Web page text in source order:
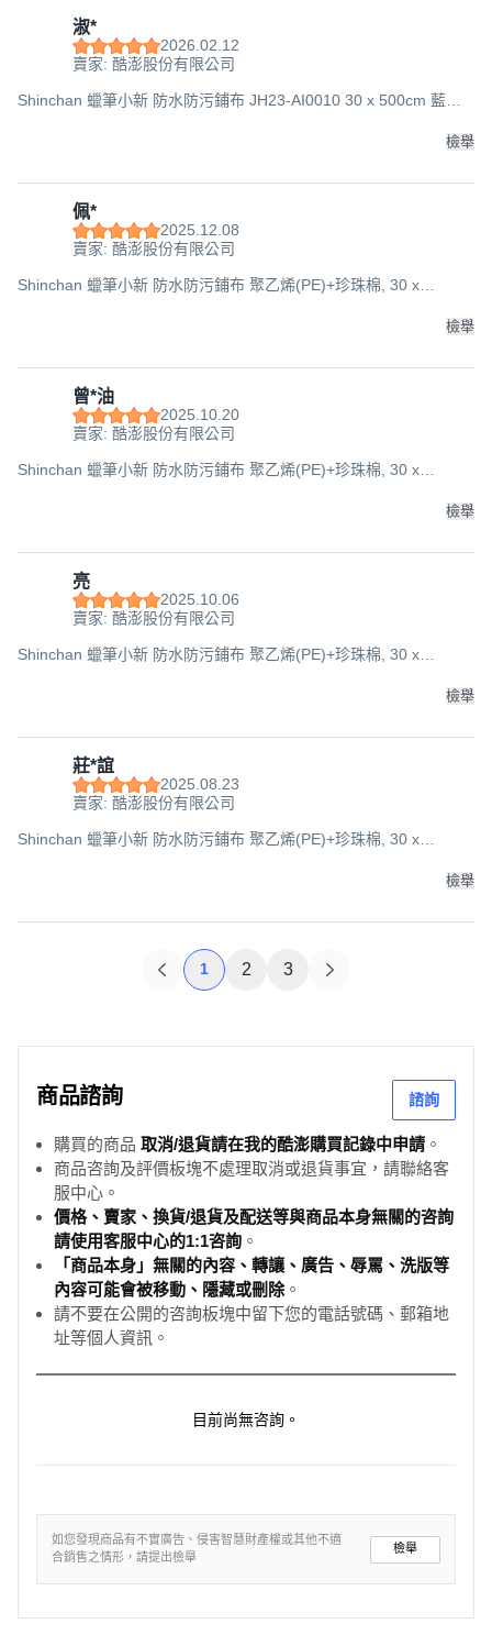
淑*
2026.02.12
賣家: 酷澎股份有限公司
Shinchan 蠟筆小新 防水防污鋪布 JH23-AI0010 30 x 500cm 藍色,
檢舉
佩*
2025.12.08
賣家: 酷澎股份有限公司
Shinchan 蠟筆小新 防水防污鋪布 聚乙烯(PE)+珍珠棉, 30 x
檢舉
曾*油
2025.10.20
賣家: 酷澎股份有限公司
Shinchan 蠟筆小新 防水防污鋪布 聚乙烯(PE)+珍珠棉, 30 x
檢舉
亮
2025.10.06
賣家: 酷澎股份有限公司
Shinchan 蠟筆小新 防水防污鋪布 聚乙烯(PE)+珍珠棉, 30 x
檢舉
莊*誼
2025.08.23
賣家: 酷澎股份有限公司
Shinchan 蠟筆小新 防水防污鋪布 聚乙烯(PE)+珍珠棉, 30 x
檢舉
1 2 3
商品諮詢 諮詢
購買的商品 取消/退貨請在我的酷澎購買記錄中申請 。
商品咨詢及評價板塊不處理取消或退貨事宜，請聯絡客
服中心。
價格、賣家、換貨/退貨及配送等與商品本身無關的咨詢
請使用客服中心的1:1咨詢 。
「商品本身」無關的內容、轉讓、廣告、辱罵、洗版等
內容可能會被移動、隱藏或刪除。
請不要在公開的咨詢板塊中留下您的電話號碼、郵箱地
址等個人資訊。
目前尚無咨詢。
如您發現商品有不實廣告、侵害智慧財產權或其他不適
合銷售之情形，請提出檢舉
檢舉